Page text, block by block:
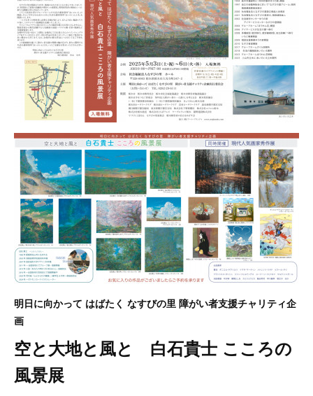
明日に向かって はばたく なすびの里 障がい者支援チャリティ企
画
空と大地と風と 白石貴士 こころの
風景展